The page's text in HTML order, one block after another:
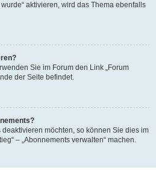
aktivieren, wird das Thema ebenfalls
Sie im Forum den Link „Forum
der Seite befindet.
möchten, so können Sie dies im
– „Abonnements verwalten“ machen.